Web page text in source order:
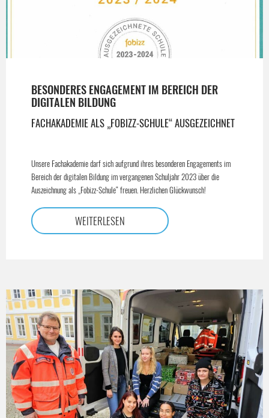
BESONDERES ENGAGEMENT IM BEREICH DER
DIGITALEN BILDUNG
FACHAKADEMIE ALS „FOBIZZ-SCHULE“ AUSGEZEICHNET
Unsere Fachakademie darf sich aufgrund ihres besonderen Engagements im
Bereich der digitalen Bildung im vergangenen Schuljahr 2023 über die
Auszeichnung als „Fobizz-Schule“ freuen. Herzlichen Glückwunsch!
WEITERLESEN